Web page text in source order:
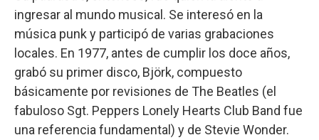
ingresar al mundo musical. Se interesó en la
música punk y participó de varias grabaciones
locales. En 1977, antes de cumplir los doce años,
grabó su primer disco, Björk, compuesto
básicamente por revisiones de The Beatles (el
fabuloso Sgt. Peppers Lonely Hearts Club Band fue
una referencia fundamental) y de Stevie Wonder.